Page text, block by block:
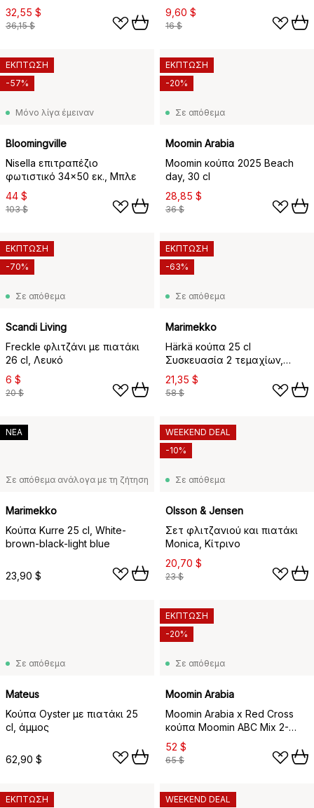
32,55 $
36,15 $
9,60 $
16 $
Μόνο λίγα έμειναν
Bloomingville
Nisella επιτραπέζιο
φωτιστικό 34x50 εκ., Μπλε
44 $
103 $
ΕΚΠΤΩΣΗ
-57%
Σε απόθεμα
Moomin Arabia
Moomin κούπα 2025 Beach
day, 30 cl
28,85 $
36 $
ΕΚΠΤΩΣΗ
-20%
Σε απόθεμα
Scandi Living
Freckle φλιτζάνι με πιατάκι
26 cl, Λευκό
6 $
20 $
ΕΚΠΤΩΣΗ
-70%
Σε απόθεμα
Marimekko
Härkä κούπα 25 cl
Συσκευασία 2 τεμαχίων,
λευκό-σκούρο μπορντό-
σκούρο κόκκινο
21,35 $
58 $
ΕΚΠΤΩΣΗ
-63%
Σε απόθεμα ανάλογα με τη ζήτηση
Marimekko
Κούπα Kurre 25 cl, White-
brown-black-light blue
23,90 $
ΝΕΑ
Σε απόθεμα
Olsson & Jensen
Σετ φλιτζανιού και πιατάκι
Monica, Κίτρινο
20,70 $
23 $
WEEKEND DEAL
-10%
Σε απόθεμα
Mateus
Κούπα Oyster με πιατάκι 25
cl, άμμος
62,90 $
Σε απόθεμα
Moomin Arabia
Moomin Arabia x Red Cross
κούπα Moomin ABC Mix 2-
pack, 30 κλ
52 $
65 $
ΕΚΠΤΩΣΗ
-20%
ΕΚΠΤΩΣΗ
WEEKEND DEAL